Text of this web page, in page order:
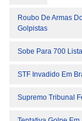
Roubo De Armas
Golpistas
Sobe Para 700
STF Invadido Em
Supremo Tribunal